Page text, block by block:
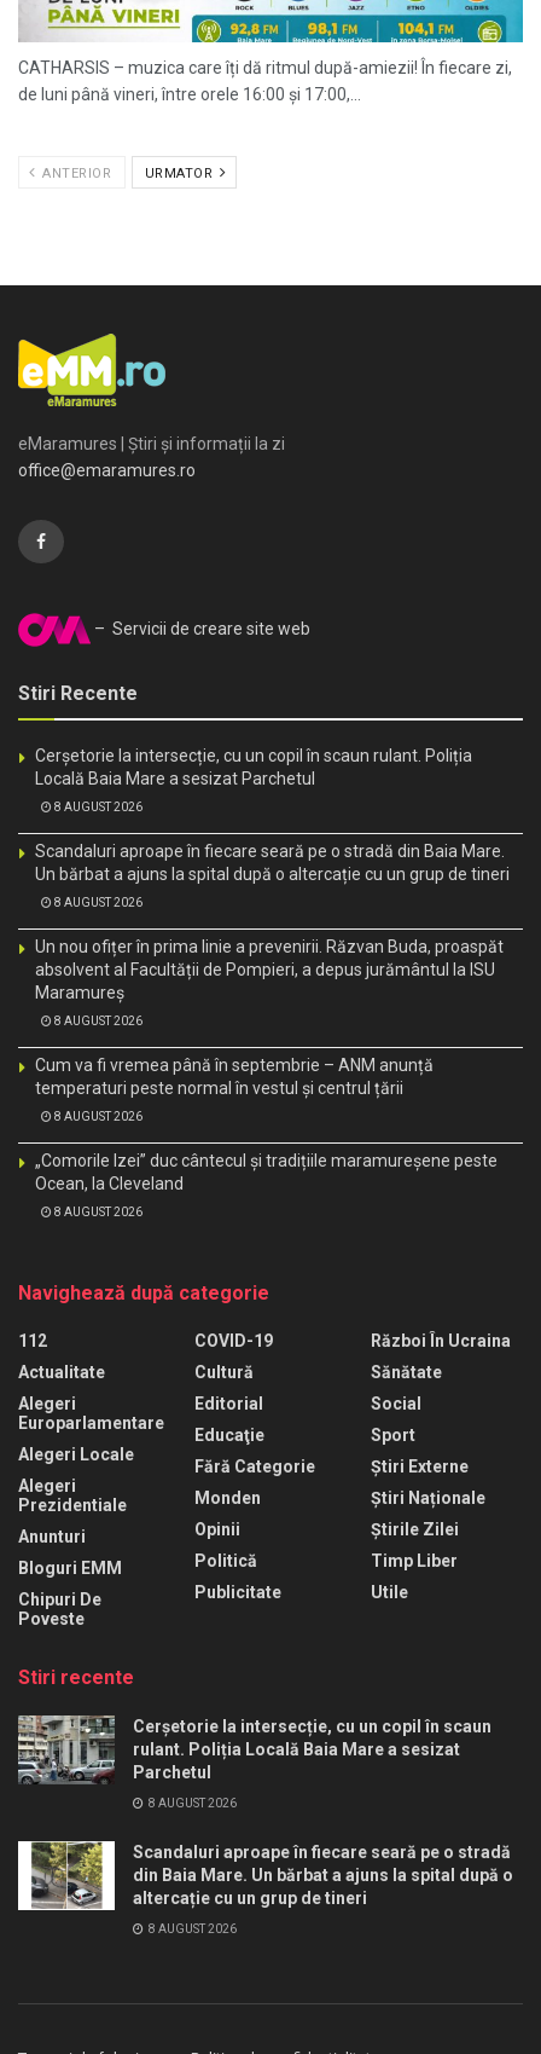
CATHARSIS – muzica care îți dă ritmul după-amiezii! În fiecare zi,
de luni până vineri, între orele 16:00 și 17:00,...
ANTERIOR URMATOR
eMaramures | Știri și informații la zi
office@emaramures.ro
– Servicii de creare site web
Stiri Recente
Cerșetorie la intersecție, cu un copil în scaun rulant. Poliția
Locală Baia Mare a sesizat Parchetul
8 AUGUST 2026
Scandaluri aproape în fiecare seară pe o stradă din Baia Mare.
Un bărbat a ajuns la spital după o altercație cu un grup de tineri
8 AUGUST 2026
Un nou ofițer în prima linie a prevenirii. Răzvan Buda, proaspăt
absolvent al Facultății de Pompieri, a depus jurământul la ISU
Maramureș
8 AUGUST 2026
Cum va fi vremea până în septembrie – ANM anunță
temperaturi peste normal în vestul și centrul țării
8 AUGUST 2026
„Comorile Izei” duc cântecul și tradițiile maramureșene peste
Ocean, la Cleveland
8 AUGUST 2026
Navighează după categorie
112
Actualitate
Alegeri
Europarlamentare
Alegeri Locale
Alegeri
Prezidentiale
Anunturi
Bloguri EMM
Chipuri De
Poveste
COVID-19
Cultură
Editorial
Educaţie
Fără Categorie
Monden
Opinii
Politică
Publicitate
Război În Ucraina
Sănătate
Social
Sport
Știri Externe
Știri Naționale
Știrile Zilei
Timp Liber
Utile
Stiri recente
Cerșetorie la intersecție, cu un copil în scaun
rulant. Poliția Locală Baia Mare a sesizat
Parchetul
8 AUGUST 2026
Scandaluri aproape în fiecare seară pe o stradă
din Baia Mare. Un bărbat a ajuns la spital după o
altercație cu un grup de tineri
8 AUGUST 2026